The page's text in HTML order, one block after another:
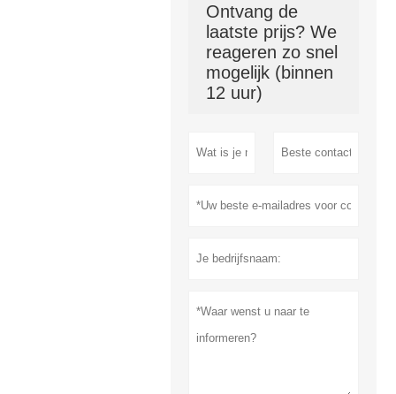
Ontvang de
laatste prijs? We
reageren zo snel
mogelijk (binnen
12 uur)